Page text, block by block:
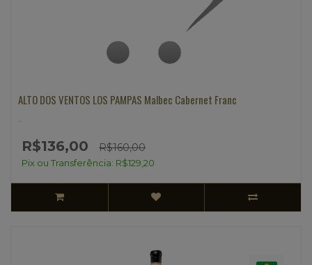
ALTO DOS VENTOS LOS PAMPAS Malbec Cabernet Franc
R$136,00 R$160,00
Pix ou Transferência: R$129,20